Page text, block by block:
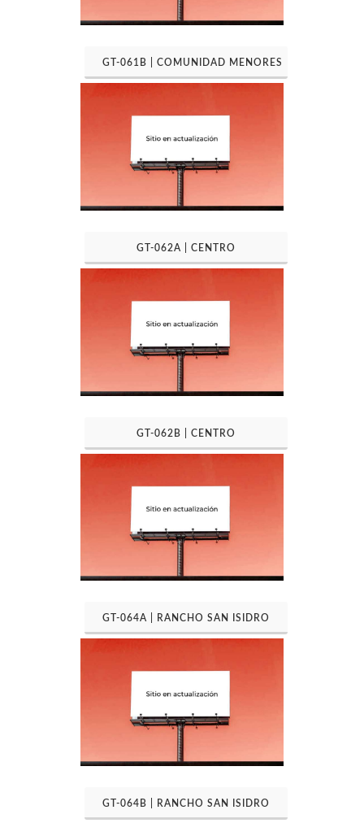
GT-061B | COMUNIDAD MENORES
GT-062A | CENTRO
GT-062B | CENTRO
GT-064A | RANCHO SAN ISIDRO
GT-064B | RANCHO SAN ISIDRO